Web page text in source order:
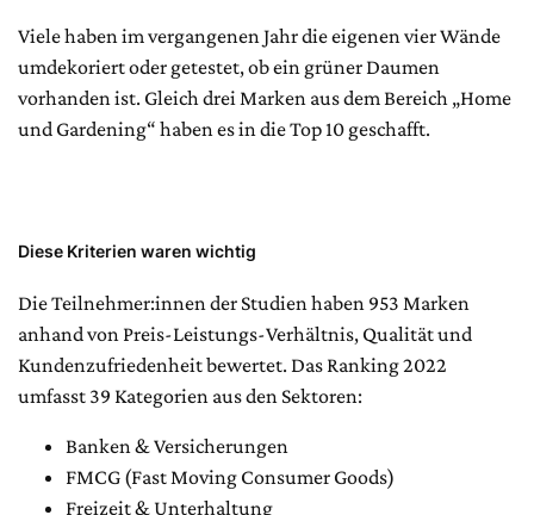
Viele haben im vergangenen Jahr die eigenen vier Wände
umdekoriert oder getestet, ob ein grüner Daumen
vorhanden ist. Gleich drei Marken aus dem Bereich „Home
und Gardening“ haben es in die Top 10 geschafft.
Diese Kriterien waren wichtig
Die Teilnehmer:innen der Studien haben 953 Marken
anhand von Preis-Leistungs-Verhältnis, Qualität und
Kundenzufriedenheit bewertet. Das Ranking 2022
umfasst 39 Kategorien aus den Sektoren:
Banken & Versicherungen
FMCG (Fast Moving Consumer Goods)
Freizeit & Unterhaltung